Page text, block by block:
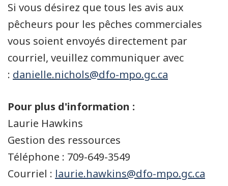
Si vous désirez que tous les avis aux
pêcheurs pour les pêches commerciales
vous soient envoyés directement par
courriel, veuillez communiquer avec
: danielle.nichols@dfo-mpo.gc.ca
Pour plus d'information :
Laurie Hawkins
Gestion des ressources
Téléphone : 709-649-3549
Courriel : laurie.hawkins@dfo-mpo.gc.ca